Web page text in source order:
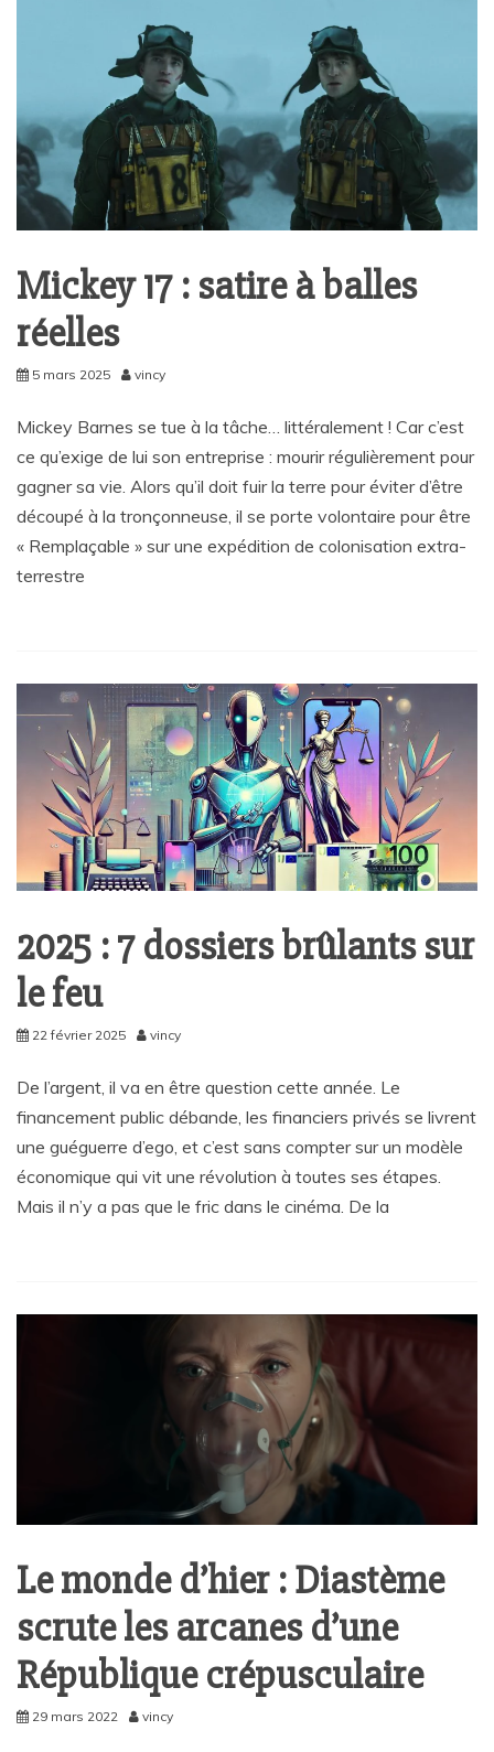
Mickey 17 : satire à balles
réelles
5 mars 2025 vincy
Mickey Barnes se tue à la tâche… littéralement ! Car c’est
ce qu’exige de lui son entreprise : mourir régulièrement pour
gagner sa vie. Alors qu’il doit fuir la terre pour éviter d’être
découpé à la tronçonneuse, il se porte volontaire pour être
« Remplaçable » sur une expédition de colonisation extra-
terrestre
2025 : 7 dossiers brûlants sur
le feu
22 février 2025 vincy
De l’argent, il va en être question cette année. Le
financement public débande, les financiers privés se livrent
une guéguerre d’ego, et c’est sans compter sur un modèle
économique qui vit une révolution à toutes ses étapes.
Mais il n’y a pas que le fric dans le cinéma. De la
Le monde d’hier : Diastème
scrute les arcanes d’une
République crépusculaire
29 mars 2022 vincy